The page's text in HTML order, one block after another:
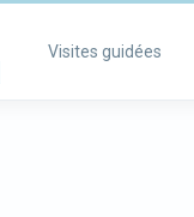
Visites guidées